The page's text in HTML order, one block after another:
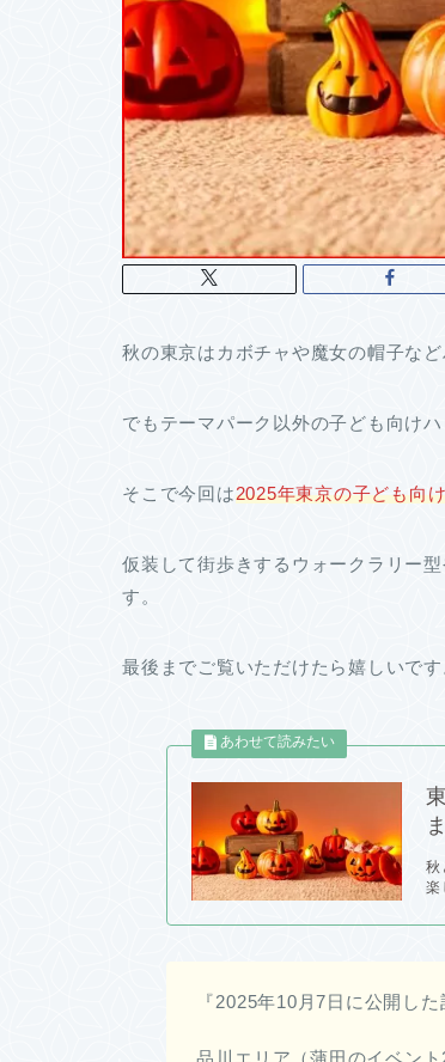
秋の東京はカボチャや魔女の帽子など
でもテーマパーク以外の子ども向け
そこで今回は2025年東京の子ども向
仮装して街歩きするウォークラリー
す。
最後までご覧いただけたら嬉しいです
秋
楽
『2025年10月7日に公開し
品川エリア（蒲田のイベン